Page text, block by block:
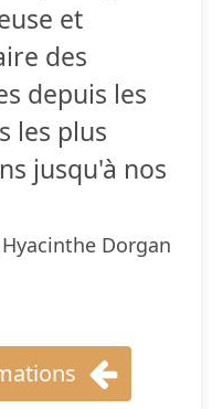
et
des
depuis les
les plus
jusqu'à nos
Dorgan